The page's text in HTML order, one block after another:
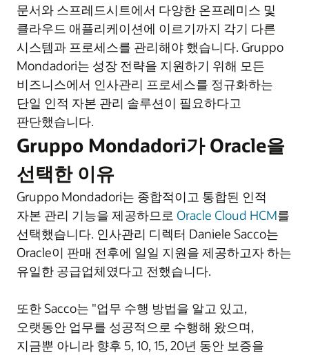
문서와 스프레드시트에서 다양한 온프레미스 및
클라우드 애플리케이션에 이르기까지 각기 다른
시스템과 프로세스를 관리해야 했습니다. Gruppo
Mondadori는 성장 전략을 지원하기 위해 모든
비즈니스에서 인사관리 프로세스를 정규화하는
단일 인적 자본 관리 솔루션이 필요하다고
판단했습니다.
Gruppo Mondadori가 Oracle을
선택한 이유
Gruppo Mondadori는 종합적이고 통합된 인적
자본 관리 기능을 제공하므로 Oracle Cloud HCM를
선택했습니다. 인사관리 디렉터 Daniele Sacco는
Oracle이 판매 전후에 일일 지원을 제공하고자 하는
유일한 공급업체였다고 전했습니다.
또한 Sacco는 "업무 수행 방법을 알고 있고,
오랫동안 업무를 성공적으로 수행해 왔으며,
지금뿐 아니라 향후 5, 10, 15, 20년 동안 보증을